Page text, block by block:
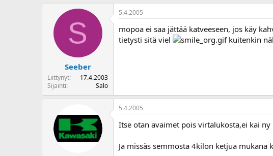
S
Seeber
Liittynyt
17.4.2003
Sijainti
Salo
5.4.2005
mopoa ei saa jättää katveeseen, jos käy
tietysti sitä viel
kuitenkin
5.4.2005
Itse otan avaimet pois virtalukosta,ei kai
Ja missäs semmosta 4kilon ketjua mukana